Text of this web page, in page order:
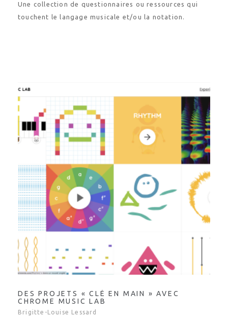
Une collection de questionnaires ou ressources qui
touchent le langage musicale et/ou la notation.
DES PROJETS « CLÉ EN MAIN » AVEC
CHROME MUSIC LAB
Brigitte-Louise Lessard